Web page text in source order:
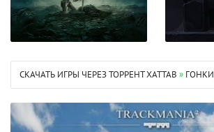
СКАЧАТЬ ИГРЫ ЧЕРЕЗ ТОРРЕНТ XATTAB » ГОНКИ